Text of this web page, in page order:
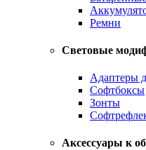
Ремни
Световые
Адаптеры
Софтбоксы
Зонты
Аксессуары к